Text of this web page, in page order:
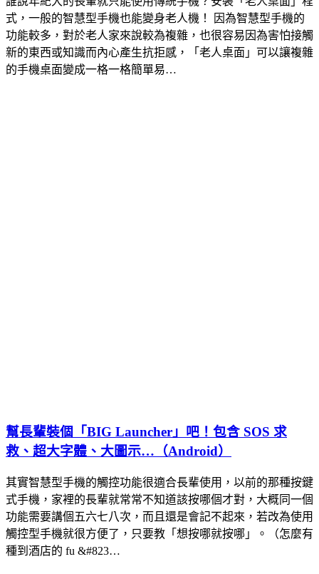
式，一般的智慧型手機也能變身老人機！ 因為智慧型手機的
功能較多，對於老人家來說較為複雜，也很容易因為害怕接觸
新的東西或知識而內心產生抗拒感，「老人桌面」可以讓複雜
的手機桌面變成一格一格簡單易…
幫長輩裝個「BIG Launcher」吧！包含 SOS 求
救、超大字體、大圖示…（Android）
其實智慧型手機的觸控功能很適合長輩使用，以前的那種按鍵
式手機，家裡的長輩就常常不知道該按哪個才對，大概同一個
功能需要講個五六七八次，而且還是會記不起來，若改為使用
觸控型手機就很方便了，只要教「想按哪就按哪」。（怎麼有
種到酒店的 fu &#823…